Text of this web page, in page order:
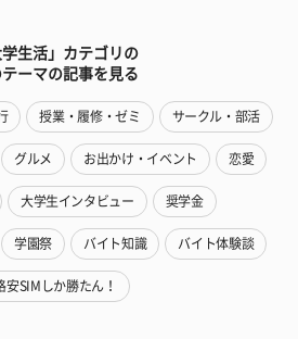
学生活」カテゴリの
テーマの記事を見る
授業・履修・ゼミ サークル・部活
グルメ お出かけ・イベント 恋愛
大学生インタビュー 奨学金
学園祭 バイト知識 バイト体験談
安SIMしか勝たん！